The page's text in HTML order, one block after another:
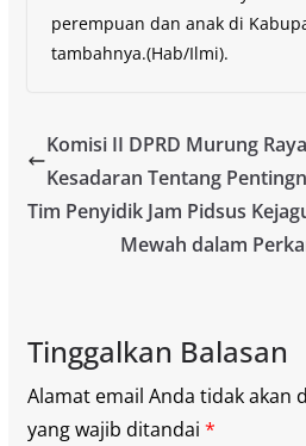
perempuan dan anak di
tambahnya.(Hab/Ilmi).
Komisi II DPRD Murung
Kesadaran Tentang
Tim Penyidik Jam Pidsus
Mewah dalam
Tinggalkan Balasan
Alamat email Anda tidak akan
yang wajib ditandai *